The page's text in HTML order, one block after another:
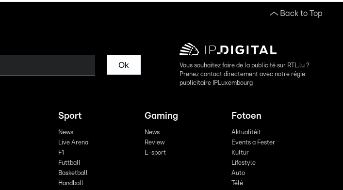
Back to Top
Ok
Vous souhaitez faire de la publicité sur RTL.lu ?
Prenez contact directement avec notre régie
publicitaire IPLuxembourg
Sport
News
Live Arena
F1
Futtball
Basketball
Handball
Gaming
News
Review
E-sport
Fotoen
Aktualitéit
Events a Fester
Kultur
Lifestyle
Auto
Télé